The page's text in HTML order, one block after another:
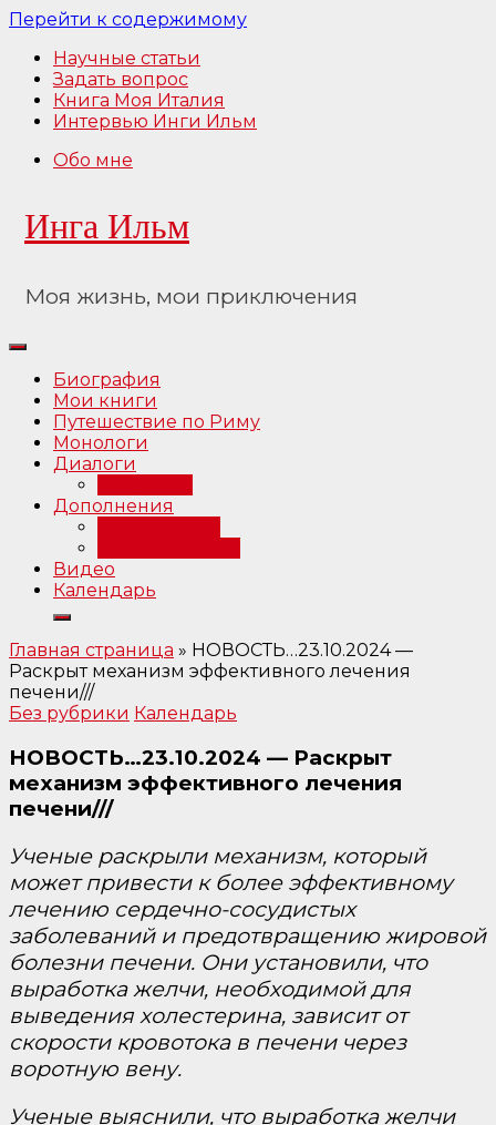
Перейти к содержимому
Научные статьи
Задать вопрос
Книга Моя Италия
Интервью Инги Ильм
Обо мне
Инга Ильм
Моя жизнь, мои приключения
Биография
Мои книги
Путешествие по Риму
Монологи
Диалоги
Дополнения
Видео
Календарь
Главная страница » НОВОСТЬ…23.10.2024 —
Раскрыт механизм эффективного лечения
печени///
Без рубрики Календарь
НОВОСТЬ…23.10.2024 — Раскрыт
механизм эффективного лечения
печени///
Ученые раскрыли механизм, который
может привести к более эффективному
лечению сердечно-сосудистых
заболеваний и предотвращению жировой
болезни печени. Они установили, что
выработка желчи, необходимой для
выведения холестерина, зависит от
скорости кровотока в печени через
воротную вену.
Ученые выяснили, что выработка желчи